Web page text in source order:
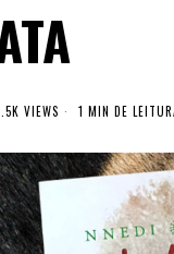
VIEWS 1 MIN DE